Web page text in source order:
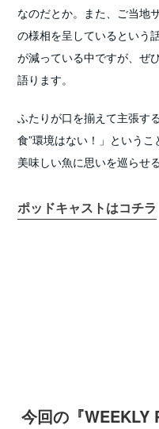
なのだとか。また、ご当地
の様相を呈しているという
が減っている中ですが、ぜ
語ります。
ふたりが口を揃えて主張す
食”環境はない！」というこ
美味しい魚に思いを巡らせ
ポッドキャストはコチラ
今回の『WEEKLY